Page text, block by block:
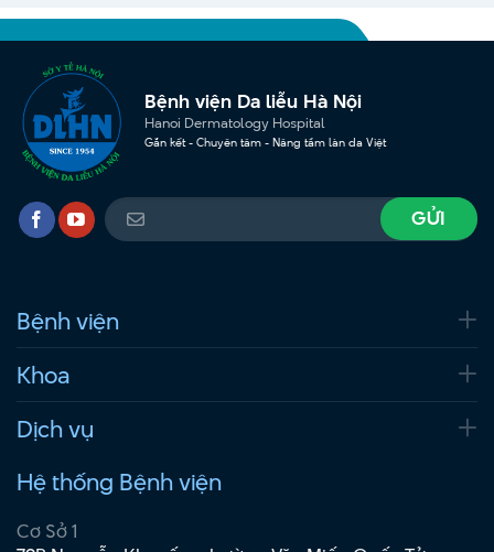
Bệnh viện Da liễu Hà Nội
Hanoi Dermatology Hospital
Gắn kết - Chuyên tâm - Nâng tầm làn da Việt
Bệnh viện
Khoa
Dịch vụ
Hệ thống Bệnh viện
Cơ Sở 1